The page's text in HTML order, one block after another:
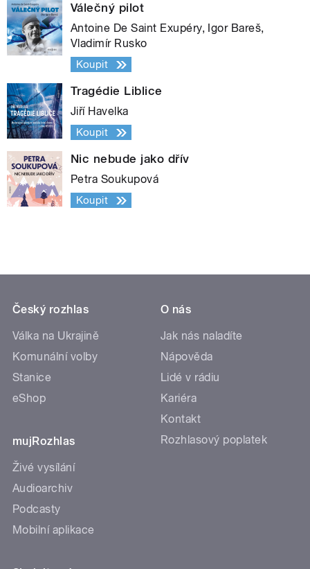
Válečný pilot
Antoine De Saint Exupéry, Igor Bareš,
Vladimír Rusko
Koupit
Tragédie Liblice
Jiří Havelka
Koupit
Nic nebude jako dřív
Petra Soukupová
Koupit
Český rozhlas
Válka na Ukrajině
Komunální volby
Stanice
eShop
mujRozhlas
Živé vysílání
Audioarchiv
Podcasty
Mobilní aplikace
O nás
Jak nás naladíte
Nápověda
Lidé v rádiu
Kariéra
Kontakt
Rozhlasový poplatek